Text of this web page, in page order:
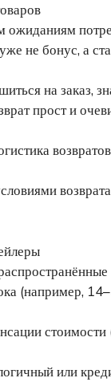
не бонус, а
на заказ,
прост и
возврата
(например,
или